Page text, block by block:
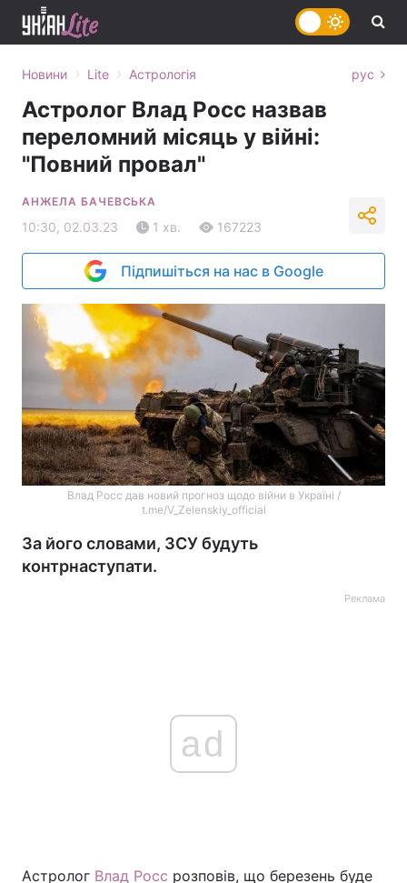
Новини › Lite › Астрологія рус
Астролог Влад Росс назвав
переломний місяць у війні:
"Повний провал"
АНЖЕЛА БАЧЕВСЬКА
10:30, 02.03.23 1 хв. 167223
Підпишіться на нас в Google
Влад Росс дав новий прогноз щодо війни в Україні /
t.me/V_Zelenskiy_official
За його словами, ЗСУ будуть
контрнаступати.
Реклама
ad
Астролог Влад Росс розповів, що березень буде